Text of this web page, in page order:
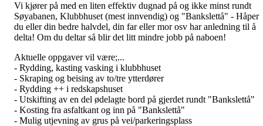
Vi kjører på med en liten effektiv dugnad på og ikke minst rundt
Søyabanen, Klubbhuset (mest innvendig) og "Bankslettå" - Håper
du eller din bedre halvdel, din far eller mor osv har anledning til å
delta! Om du deltar så blir det litt mindre jobb på naboen!
Aktuelle oppgaver vil være;...
- Rydding, kasting vasking i klubbhuset
- Skraping og beising av to/tre ytterdører
- Rydding ++ i redskapshuset
- Utskifting av en del ødelagte bord på gjerdet rundt "Bankslettå"
- Kosting fra asfaltkant og inn på "Bankslettå"
- Mulig utjevning av grus på vei/parkeringsplass